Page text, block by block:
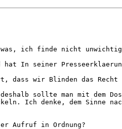
ich finde nicht
hat In seiner
dass wir Blinden das
deshalb sollte man mit dem
Ich denke, dem Sinne
Aufruf in Ordnung?